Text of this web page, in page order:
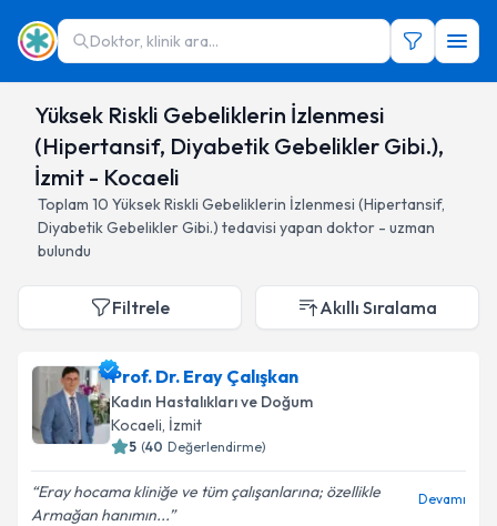
Doktor, klinik ara...
Yüksek Riskli Gebeliklerin İzlenmesi
(Hipertansif, Diyabetik Gebelikler Gibi.),
İzmit - Kocaeli
Toplam 10 Yüksek Riskli Gebeliklerin İzlenmesi (Hipertansif,
Diyabetik Gebelikler Gibi.) tedavisi yapan doktor - uzman
bulundu
Filtrele Akıllı Sıralama
Prof. Dr. Eray Çalışkan
Kadın Hastalıkları ve Doğum
Kocaeli, İzmit
5 (40 Değerlendirme)
Eray hocama kliniğe ve tüm çalışanlarına; özellikle
Armağan hanımın...
Devamı